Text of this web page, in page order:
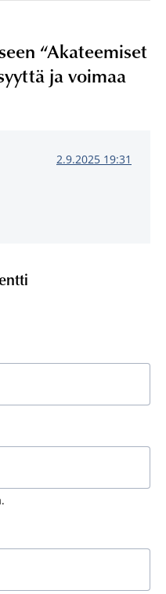
“Akateemiset
ja voimaa
2.9.2025 19:31